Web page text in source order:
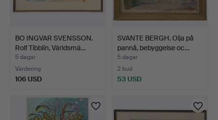
BO INGVAR SVENSSON.
Rolf Tibblin, Världsmä…
5 dagar
Värdering
106 USD
SVANTE BERGH. Olja på
pannå, bebyggelse oc…
5 dagar
2 bud
53 USD